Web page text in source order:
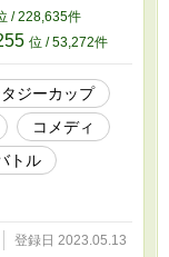
こかの国の騎士に
から追い出した父
の！？ ……っ
、ゴミの修理が出
るゴミを修理し
、どういう
あえず服を着て
奉仕するってい
それくらい自分
間だという古代
して、可哀想だか
？ 待って！ 僕
ないよっ！ ※第○
/ 228,635件
位 / 53,272件
ジーカップ
コメディ
トル
登録日 2023.05.13